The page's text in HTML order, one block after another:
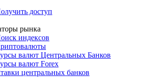
доступ
рынка
индексов
валют Центральных Банков
валют Forex
центральных банков